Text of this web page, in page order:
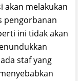
akan melakukan
pengorbanan
ini tidak akan
staf yang